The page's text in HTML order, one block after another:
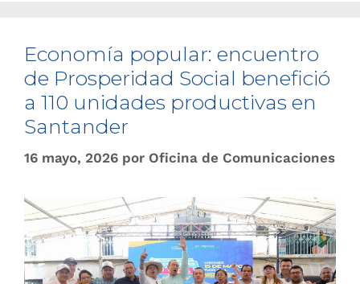
Economía popular: encuentro
de Prosperidad Social benefició
a 110 unidades productivas en
Santander
16 mayo, 2026 por Oficina de Comunicaciones